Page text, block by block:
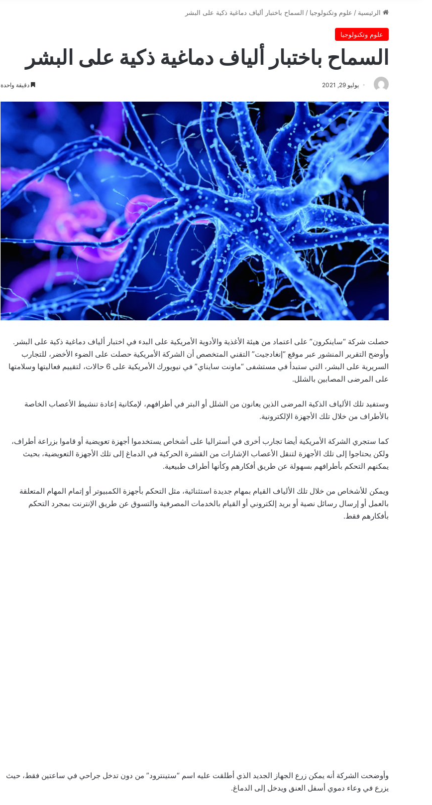
الرئيسية / علوم وتكنولوجيا / السماح باختبار ألياف دماغية ذكية على البشر
علوم وتكنولوجيا
السماح باختبار ألياف دماغية ذكية على البشر
يوليو 29, 2021 دقيقة واحدة
حصلت شركة “ساينكرون” على اعتماد من هيئة الأغذية والأدوية الأمريكية على البدء في اختبار ألياف دماغية ذكية على البشر.
وأوضح التقرير المنشور عبر موقع “إنغادجيت” التقني المتخصص أن الشركة الأمريكية حصلت على الضوء الأخضر، للتجارب
السريرية على البشر، التي ستبدأ في مستشفى “ماونت سايناي” في نيويورك الأمريكية على 6 حالات، لتقييم فعاليتها وسلامتها
على المرضى المصابين بالشلل.
وستفيد تلك الألياف الذكية المرضى الذين يعانون من الشلل أو البتر في أطرافهم، لإمكانية إعادة تنشيط الأعصاب الخاصة
بالأطراف من خلال تلك الأجهزة الإلكترونية.
كما ستجري الشركة الأمريكية أيضا تجارب أخرى في أستراليا على أشخاص يستخدموا أجهزة تعويضية أو قاموا بزراعة أطراف،
ولكن يحتاجوا إلى تلك الأجهزة لتنقل الأعصاب الإشارات من القشرة الحركية في الدماغ إلى تلك الأجهزة التعويضية، بحيث
يمكنهم التحكم بأطرافهم بسهولة عن طريق أفكارهم وكأنها أطراف طبيعية.
ويمكن للأشخاص من خلال تلك الألياف القيام بمهام جديدة استثنائية، مثل التحكم بأجهزة الكمبيوتر أو إتمام المهام المتعلقة
بالعمل أو إرسال رسائل نصية أو بريد إلكتروني أو القيام بالخدمات المصرفية والتسوق عن طريق الإنترنت بمجرد التحكم
بأفكارهم فقط.
وأوضحت الشركة أنه يمكن زرع الجهاز الجديد الذي أطلقت عليه اسم “ستينترود” من دون تدخل جراحي في ساعتين فقط، حيث
يزرع في وعاء دموي أسفل العنق ويدخل إلى الدماغ.